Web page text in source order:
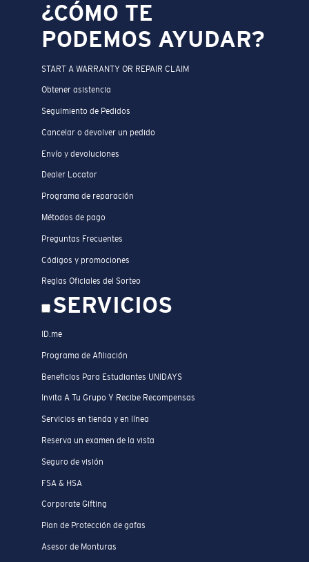
¿CÓMO TE
PODEMOS AYUDAR?
START A WARRANTY OR REPAIR CLAIM
Obtener asistencia
Seguimiento de Pedidos
Cancelar o devolver un pedido
Envío y devoluciones
Dealer Locator
Programa de reparación
Métodos de pago
Preguntas Frecuentes
Códigos y promociones
Reglas Oficiales del Sorteo
SERVICIOS
ID.me
Programa de Afiliación
Beneficios Para Estudiantes UNIDAYS
Invita A Tu Grupo Y Recibe Recompensas
Servicios en tienda y en línea
Reserva un examen de la vista
Seguro de visión
FSA & HSA
Corporate Gifting
Plan de Protección de gafas
Asesor de Monturas